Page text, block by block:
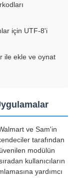
için UTF-8'i
ile ekle ve oynat
ve Sam'in
tarafından
modülün
kullanıcıların
yardımcı